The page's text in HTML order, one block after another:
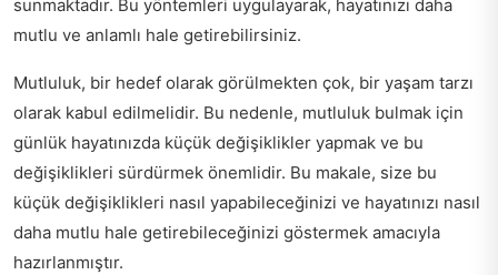
sunmaktadır. Bu yöntemleri uygulayarak, hayatınızı daha
mutlu ve anlamlı hale getirebilirsiniz.
Mutluluk, bir hedef olarak görülmekten çok, bir yaşam tarzı
olarak kabul edilmelidir. Bu nedenle, mutluluk bulmak için
günlük hayatınızda küçük değişiklikler yapmak ve bu
değişiklikleri sürdürmek önemlidir. Bu makale, size bu
küçük değişiklikleri nasıl yapabileceğinizi ve hayatınızı nasıl
daha mutlu hale getirebileceğinizi göstermek amacıyla
hazırlanmıştır.